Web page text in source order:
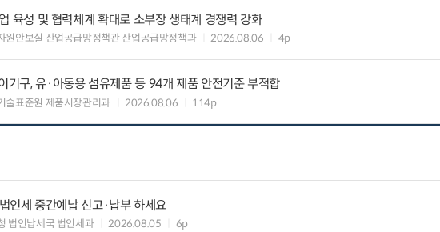
육성 및 협력체계 확대로 소부장 생태계 경쟁력 강화
원안보실 산업공급망정책관 산업공급망정책과 2026.08.06 4p
기구, 유·아동용 섬유제품 등 94개 제품 안전기준 부적합
술표준원 제품시장관리과 2026.08.06 114p
인세 중간예납 신고·납부 하세요
법인납세국 법인세과 2026.08.05 6p